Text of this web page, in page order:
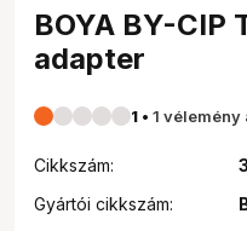
BOYA BY-CIP
adapter
1 • 1 vélemény
Cikkszám:
Gyártói cikkszám: